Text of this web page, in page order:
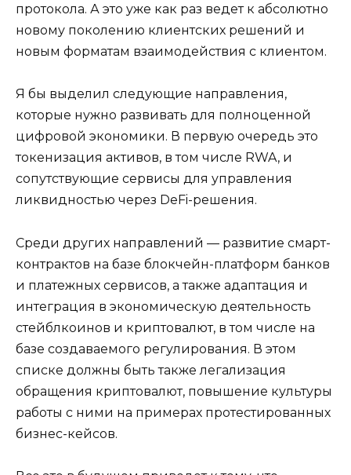
протокола. А это уже как раз ведет к абсолютно
новому поколению клиентских решений и
новым форматам взаимодействия с клиентом.
Я бы выделил следующие направления,
которые нужно развивать для полноценной
цифровой экономики. В первую очередь это
токенизация активов, в том числе RWA, и
сопутствующие сервисы для управления
ликвидностью через DeFi-решения.
Среди других направлений — развитие смарт-
контрактов на базе блокчейн-платформ банков
и платежных сервисов, а также адаптация и
интеграция в экономическую деятельность
стейблкоинов и криптовалют, в том числе на
базе создаваемого регулирования. В этом
списке должны быть также легализация
обращения криптовалют, повышение культуры
работы с ними на примерах протестированных
бизнес-кейсов.